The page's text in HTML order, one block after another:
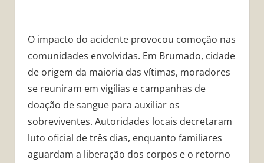
O impacto do acidente provocou comoção nas
comunidades envolvidas. Em Brumado, cidade
de origem da maioria das vítimas, moradores
se reuniram em vigílias e campanhas de
doação de sangue para auxiliar os
sobreviventes. Autoridades locais decretaram
luto oficial de três dias, enquanto familiares
aguardam a liberação dos corpos e o retorno